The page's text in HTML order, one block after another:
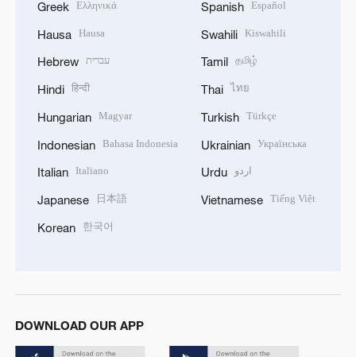
Greek Ελληνικά
Hausa Hausa
Hebrew עברית
Hindi हिन्दी
Hungarian Magyar
Indonesian Bahasa Indonesia
Italian Italiano
Japanese 日本語
Korean 한국어
Spanish Español
Swahili Kiswahili
Tamil தமிழ்
Thai ไทย
Turkish Türkçe
Ukrainian Українська
Urdu اردو
Vietnamese Tiếng Việt
DOWNLOAD OUR APP